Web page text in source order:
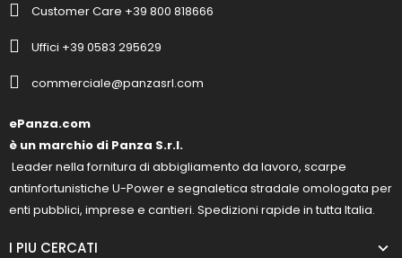
Customer Care +39 800 818666
Uffici +39 0583 295629
commerciale@panzasrl.com
ePanza.com
è un marchio di Panza S.r.l.
Leader nella fornitura di abbigliamento da lavoro, scarpe
antinfortunistiche U-Power e segnaletica stradale omologata per
enti pubblici, imprese e cantieri. Spedizioni rapide in tutta Italia.
I PIU CERCATI